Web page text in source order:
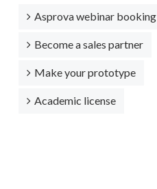
Asprova webinar booking
Become a sales partner
Make your prototype
Academic license